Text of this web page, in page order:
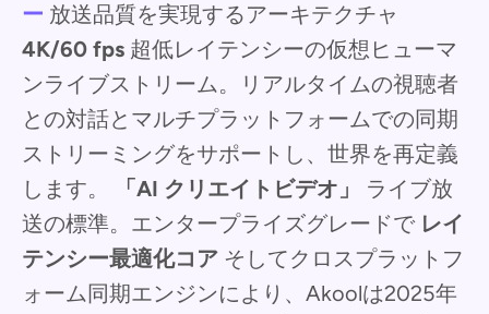
ー 放送品質を実現するアーキテクチャ
4K/60 fps 超低レイテンシーの仮想ヒューマ
ンライブストリーム。リアルタイムの視聴者
との対話とマルチプラットフォームでの同期
ストリーミングをサポートし、世界を再定義
します。
「AI クリエイトビデオ」
ライブ放
送の標準。エンタープライズグレードで レイ
テンシー最適化コア そしてクロスプラットフ
ォーム同期エンジンにより、Akoolは2025年